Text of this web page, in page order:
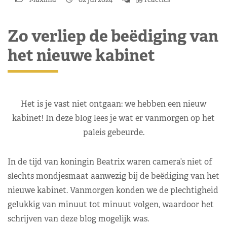
Zo verliep de beëdiging van
het nieuwe kabinet
Het is je vast niet ontgaan: we hebben een nieuw
kabinet! In deze blog lees je wat er vanmorgen op het
paleis gebeurde.
In de tijd van koningin Beatrix waren camera’s niet of
slechts mondjesmaat aanwezig bij de beëdiging van het
nieuwe kabinet. Vanmorgen konden we de plechtigheid
gelukkig van minuut tot minuut volgen, waardoor het
schrijven van deze blog mogelijk was.